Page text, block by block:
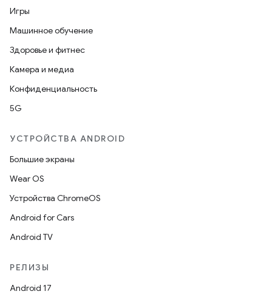
Игры
Машинное обучение
Здоровье и фитнес
Камера и медиа
Конфиденциальность
5G
УСТРОЙСТВА ANDROID
Большие экраны
Wear OS
Устройства ChromeOS
Android for Cars
Android TV
РЕЛИЗЫ
Android 17